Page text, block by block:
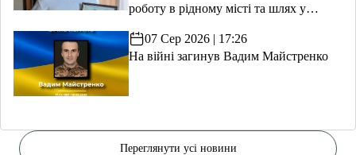
роботу в рідному місті та шлях у
07 Сер 2026 | 17:26
На війні загинув Вадим Майстренко
Переглянути усі новини